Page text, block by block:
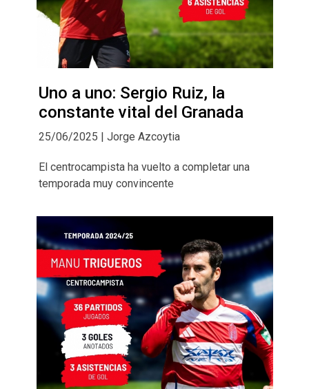
Uno a uno: Sergio Ruiz, la
constante vital del Granada
25/06/2025 | Jorge Azcoytia
El centrocampista ha vuelto a completar una
temporada muy convincente